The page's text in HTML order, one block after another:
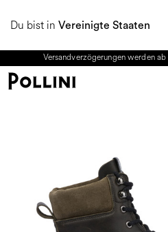
Du bist in Vereinigte Staaten
2026 KOLLEKTION. Vom 8. bis 16.
Versandverzögerungen werden